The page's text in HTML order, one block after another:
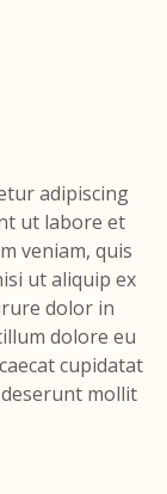
adipiscing
ut labore et
veniam, quis
ut aliquip ex
dolor in
dolore eu
cupidatat
mollit